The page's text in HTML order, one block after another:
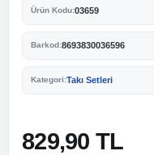
Ürün Kodu:03659
Barkod:8693830036596
Kategori:Takı Setleri
829,90 TL